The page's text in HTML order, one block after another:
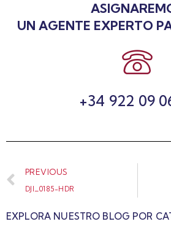
UN AGENTE EXPERTO
+34 922 09
PREVIOUS
DJI_0185-HDR
EXPLORA NUESTRO BLOG POR